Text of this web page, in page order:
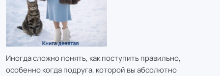
Иногда сложно понять, как поступить правильно,
особенно когда подруга, которой вы абсолютно